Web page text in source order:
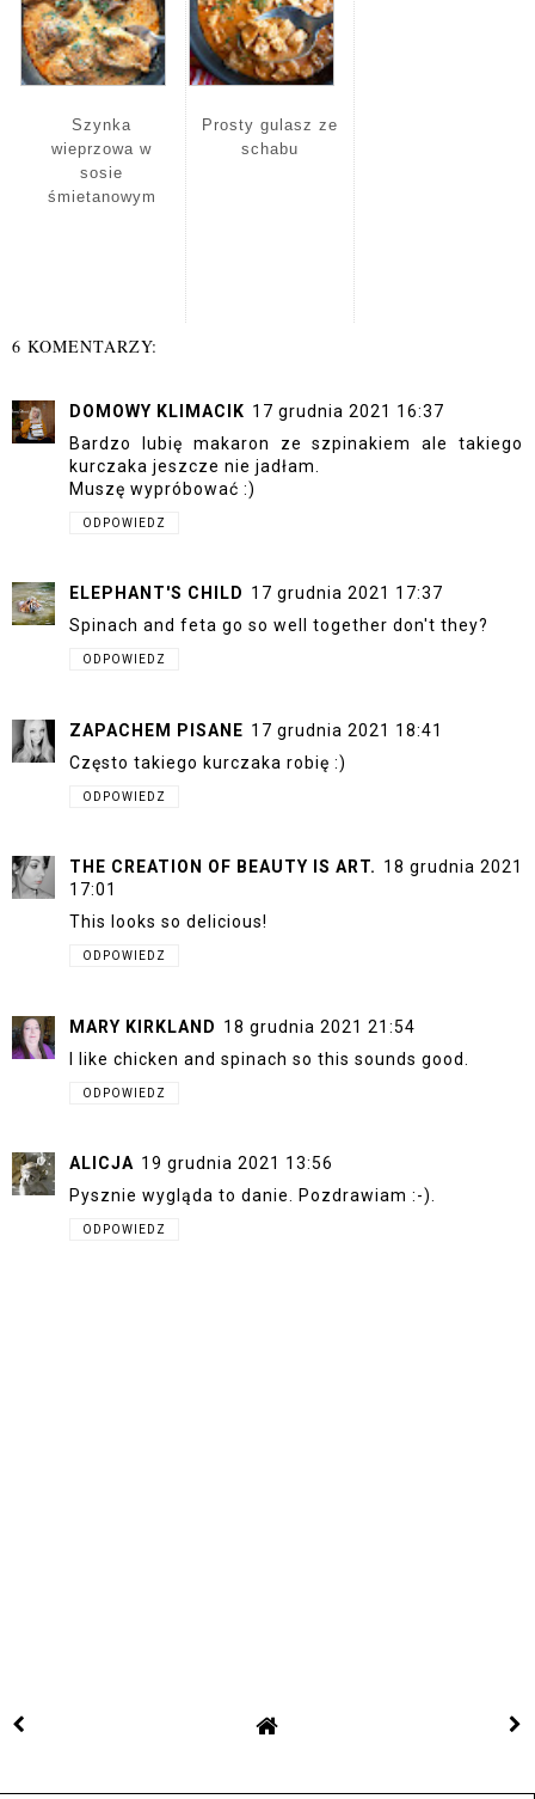
Szynka
wieprzowa w
sosie
śmietanowym
Prosty gulasz ze
schabu
6 KOMENTARZY:
DOMOWY KLIMACIK 17 grudnia 2021 16:37
Bardzo lubię makaron ze szpinakiem ale takiego
kurczaka jeszcze nie jadłam.
Muszę wypróbować :)
ODPOWIEDZ
ELEPHANT'S CHILD 17 grudnia 2021 17:37
Spinach and feta go so well together don't they?
ODPOWIEDZ
ZAPACHEM PISANE 17 grudnia 2021 18:41
Często takiego kurczaka robię :)
ODPOWIEDZ
THE CREATION OF BEAUTY IS ART. 18 grudnia 2021
17:01
This looks so delicious!
ODPOWIEDZ
MARY KIRKLAND 18 grudnia 2021 21:54
I like chicken and spinach so this sounds good.
ODPOWIEDZ
ALICJA 19 grudnia 2021 13:56
Pysznie wygląda to danie. Pozdrawiam :-).
ODPOWIEDZ